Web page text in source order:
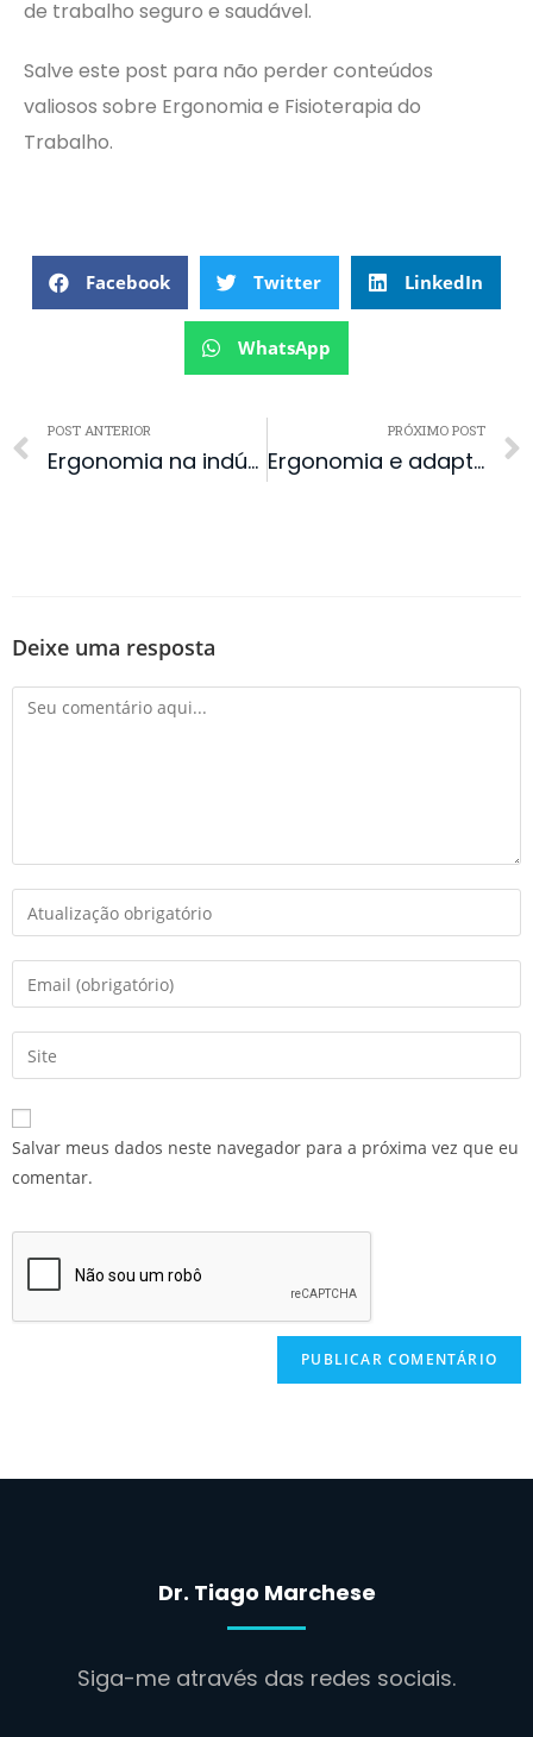
de trabalho seguro e saudável.
Salve este post para não perder conteúdos
valiosos sobre Ergonomia e Fisioterapia do
Trabalho.
Facebook Twitter LinkedIn
WhatsApp
POST ANTERIOR
Ergonomia na indústria: desafios e soluções
PRÓXIMO POST
Ergonomia e adaptações para pessoas com deficiência: como garantir acessibilidade e conforto
Deixe uma resposta
Salvar meus dados neste navegador para a próxima vez que eu
comentar.
Dr. Tiago Marchese
Siga-me através das redes sociais.